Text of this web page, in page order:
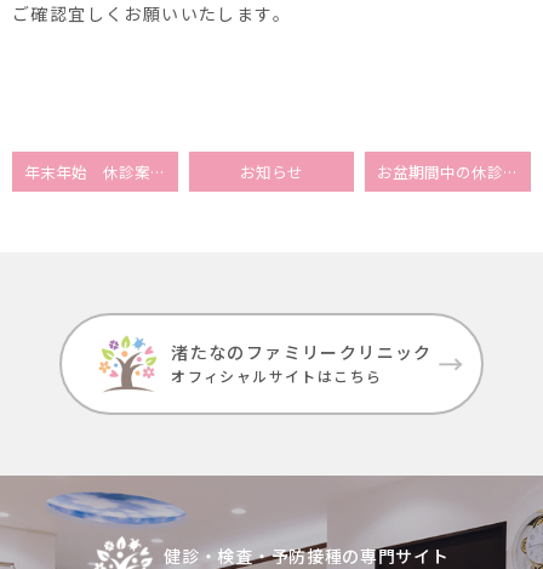
ご確認宜しくお願いいたします。
年末年始 休診案内 お知らせ お盆期間中の休診日のお知らせ
渚たなのファミリークリニック
オフィシャルサイトはこちら
健診・検査・予防接種の専門サイト